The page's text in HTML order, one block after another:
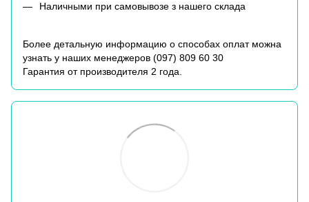
Наличными при самовывозе з нашего склада
Более детальную информацию о способах оплат можна
узнать у наших менеджеров (097) 809 60 30
Гарантия от производителя 2 года.